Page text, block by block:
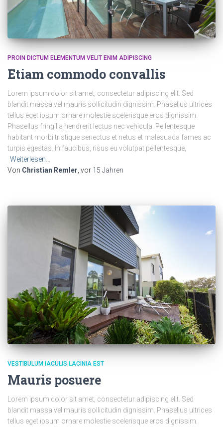
PROIN DICTUM ELEMENTUM VELIT ENIM ADIPISCING
Etiam commodo convallis
Lorem ipsum dolor sit amet, consectetur adipiscing elit. Sed
blandit massa vel mauris sollicitudin dignissim. Phasellus ultrices
tellus eget ipsum ornare molestie scelerisque eros dignissim.
Phasellus fringilla hendrerit lectus nec vehicula. Pellentesque
habitant morbi tristique senectus et netus et malesuada fames ac
turpis egestas. In faucibus, risus eu volutpat pellentesque,
Weiterlesen…
Von Christian Remler , vor 15 Jahren
VESTIBULUM IACULIS LACINIA EST
Mauris posuere
Lorem ipsum dolor sit amet, consectetur adipiscing elit. Sed
blandit massa vel mauris sollicitudin dignissim. Phasellus ultrices
tellus eget ipsum ornare molestie scelerisque eros dignissim.